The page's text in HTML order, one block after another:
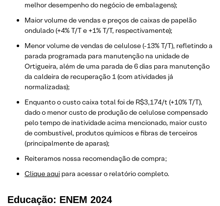
melhor desempenho do negócio de embalagens);
Maior volume de vendas e preços de caixas de papelão
ondulado (+4% T/T e +1% T/T, respectivamente);
Menor volume de vendas de celulose (-13% T/T), refletindo a
parada programada para manutenção na unidade de
Ortigueira, além de uma parada de 6 dias para manutenção
da caldeira de recuperação 1 (com atividades já
normalizadas);
Enquanto o custo caixa total foi de R$3,174/t (+10% T/T),
dado o menor custo de produção de celulose compensado
pelo tempo de inatividade acima mencionado, maior custo
de combustível, produtos químicos e fibras de terceiros
(principalmente de aparas);
Reiteramos nossa recomendação de compra;
Clique aqui para acessar o relatório completo.
Educação: ENEM 2024